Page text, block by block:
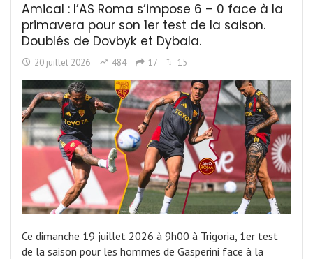
Amical : l’AS Roma s’impose 6 – 0 face à la
primavera pour son 1er test de la saison.
Doublés de Dovbyk et Dybala.
20 juillet 2026 484 17 15
Ce dimanche 19 juillet 2026 à 9h00 à Trigoria, 1er test
de la saison pour les hommes de Gasperini face à la